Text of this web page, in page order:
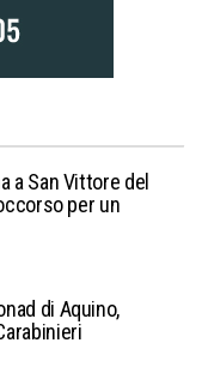
a San Vittore del
per un
di Aquino,